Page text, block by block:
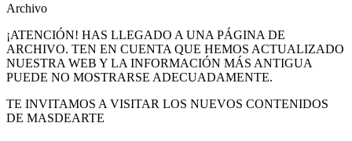
Archivo
¡ATENCIÓN! HAS LLEGADO A UNA PÁGINA DE
ARCHIVO. TEN EN CUENTA QUE HEMOS ACTUALIZADO
NUESTRA WEB Y LA INFORMACIÓN MÁS ANTIGUA
PUEDE NO MOSTRARSE ADECUADAMENTE.
TE INVITAMOS A VISITAR LOS NUEVOS CONTENIDOS
DE MASDEARTE